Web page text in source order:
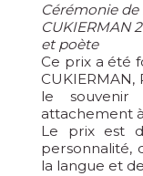
Cérémonie de
CUKIERMAN
et poète
Ce prix a été
le
attachement
Le prix est
personnalité,
la langue et